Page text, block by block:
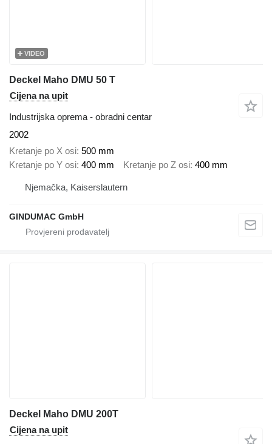
VIDEO
Deckel Maho DMU 50 T
Cijena na upit
Industrijska oprema - obradni centar
2002
Kretanje po X osi 500 mm
Kretanje po Y osi 400 mm Kretanje po Z osi 400 mm
Njemačka, Kaiserslautern
GINDUMAC GmbH
Deckel Maho DMU 200T
Cijena na upit